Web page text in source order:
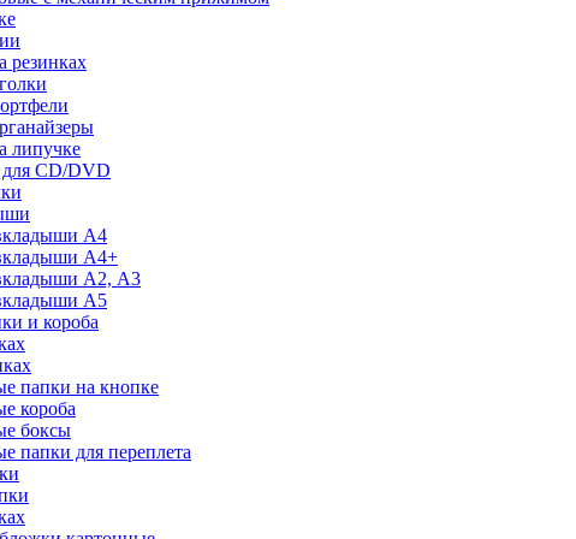
резинках
липучке
CD/DVD
А4
А4+
А2, А3
А5
и короба
папки на кнопке
короба
боксы
папки для переплета